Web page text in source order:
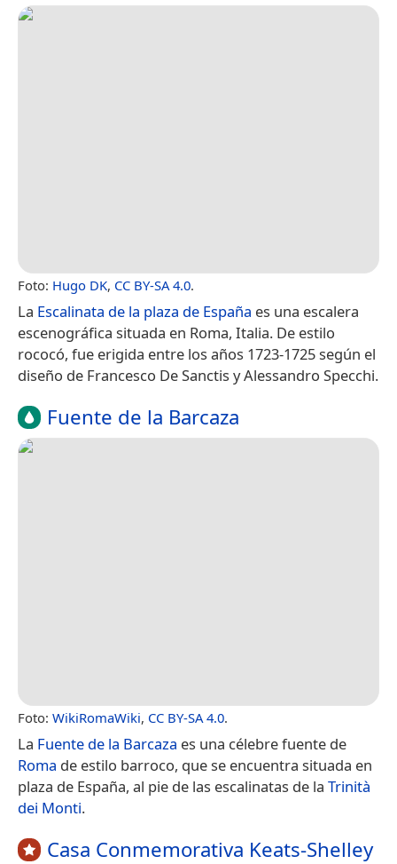
Foto: Hugo DK, CC BY-SA 4.0.
La Escalinata de la plaza de España es una escalera
escenográfica situada en Roma, Italia. De estilo
rococó, fue erigida entre los años 1723-1725 según el
diseño de Francesco De Sanctis y Alessandro Specchi.
Fuente de la Barcaza
Foto: WikiRomaWiki, CC BY-SA 4.0.
La Fuente de la Barcaza es una célebre fuente de
Roma de estilo barroco, que se encuentra situada en
plaza de España, al pie de las escalinatas de la Trinità
dei Monti.
Casa Conmemorativa Keats-Shelley